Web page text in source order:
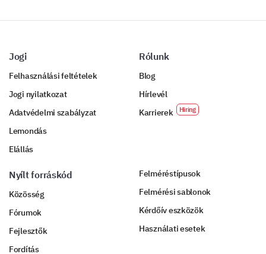
Jogi
Felhasználási feltételek
Jogi nyilatkozat
Adatvédelmi szabályzat
Lemondás
Elállás
Rólunk
Blog
Hírlevél
Karrierek
Nyílt forráskód
Közösség
Fórumok
Fejlesztők
Fordítás
Felméréstípusok
Felmérési sablonok
Kérdőív eszközök
Használati esetek